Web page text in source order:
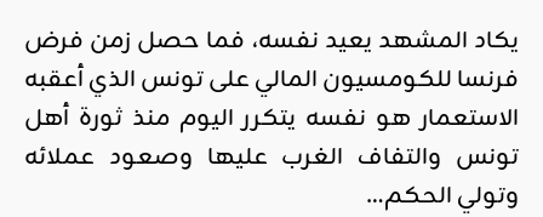
يكاد المشهد يعيد نفسه، فما حصل زمن فرض
فرنسا للكومسيون المالي على تونس الذي أعقبه
الاستعمار هو نفسه يتكرر اليوم منذ ثورة أهل
تونس والتفاف الغرب عليها وصعود عملائه
وتولي الحكم…